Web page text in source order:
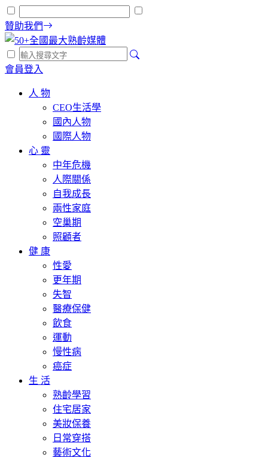
贊助我們
會員登入
人 物
CEO生活學
國內人物
國際人物
心 靈
中年危機
人際關係
自我成長
兩性家庭
空巢期
照顧者
健 康
性愛
更年期
失智
醫療保健
飲食
運動
慢性病
癌症
生 活
熟齡學習
住宅居家
美妝保養
日常穿搭
藝術文化